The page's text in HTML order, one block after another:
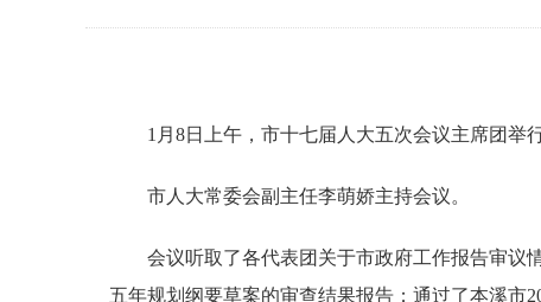
1月8日上午，市十七届人大五次会议主席团举行
市人大常委会副主任李萌娇主持会议。
会议听取了各代表团关于市政府工作报告审议情
五年规划纲要草案的审查结果报告；通过了本溪市